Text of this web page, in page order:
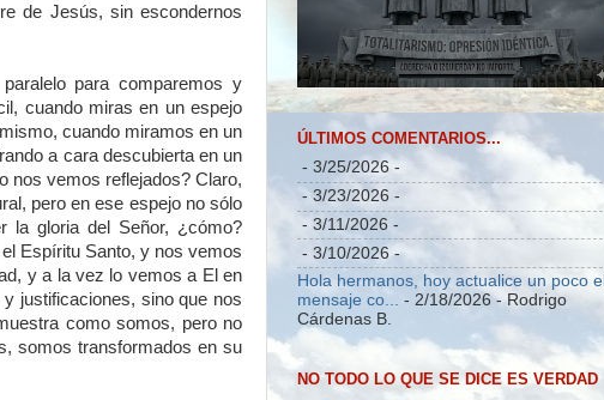
de Jesús, sin escondernos
para comparemos y
cuando miras en un espejo
cuando miramos en un
a cara descubierta en un
nos vemos reflejados? Claro,
pero en ese espejo no sólo
la gloria del Señor, ¿cómo?
Espíritu Santo, y nos vemos
y a la vez lo vemos a El en
justificaciones, sino que nos
como somos, pero no
somos transformados en su
ÚLTIMOS COMENTARIOS...
- 3/25/2026 -
- 3/23/2026 -
- 3/11/2026 -
- 3/10/2026 -
Hola hermanos, hoy actualice un poco el
mensaje co... - 2/18/2026- Rodrigo
Cárdenas B.
NO TODO LO QUE SE DICE ES VERDAD